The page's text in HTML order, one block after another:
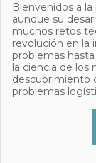
Bienvenidos a
aunque su
muchos retos
revolución en la
problemas
la ciencia de los
descubrimiento
problemas